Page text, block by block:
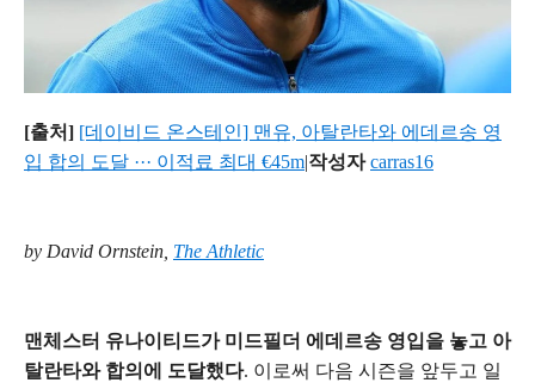
[출처] [데이비드 온스테인] 맨유, 아탈란타와 에데르송 영
입 합의 도달 ··· 이적료 최대 €45m|작성자 carras16
by David Ornstein, The Athletic
맨체스터 유나이티드가 미드필더 에데르송 영입을 놓고 아
탈란타와 합의에 도달했다. 이로써 다음 시즌을 앞두고 일